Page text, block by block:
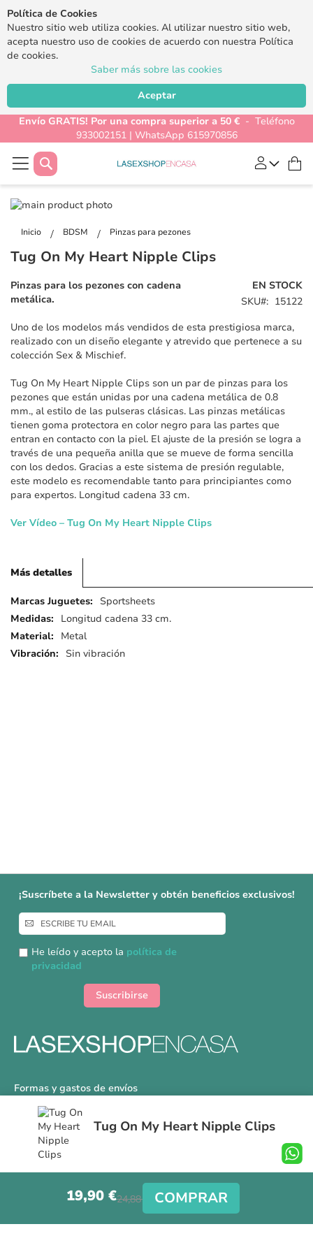
Política de Cookies
Nuestro sitio web utiliza cookies. Al utilizar nuestro sitio web,
acepta nuestro uso de cookies de acuerdo con nuestra Política
de cookies.
Saber más sobre las cookies
Aceptar
Envío GRATIS! Por una compra superior a 50 €- Teléfono
933002151 | WhatsApp 615970856
Buscar
Inicio BDSM Pinzas para pezones
Tug On My Heart Nipple Clips
19,90 €24,88 € COMPRAR
Saltar
final
la
de
imágenes
de
galería
de
Tug On My Heart Nipple Clips
EN STOCK
SKU
15122
Pinzas para los pezones con cadena
metálica.
Uno de los modelos más vendidos de esta prestigiosa marca,
realizado con un diseño elegante y atrevido que pertenece a su
colección Sex & Mischief.
Tug On My Heart Nipple Clips son un par de pinzas para los
pezones que están unidas por una cadena metálica de 0.8
mm., al estilo de las pulseras clásicas. Las pinzas metálicas
tienen goma protectora en color negro para las partes que
entran en contacto con la piel. El ajuste de la presión se logra a
través de una pequeña anilla que se mueve de forma sencilla
con los dedos. Gracias a este sistema de presión regulable,
este modelo es recomendable tanto para principiantes como
para expertos. Longitud cadena 33 cm.
Ver Vídeo – Tug On My Heart Nipple Clips
Más detalles
Más
detalles
Sportsheets
Longitud cadena 33 cm.
Metal
Sin vibración
¡Suscríbete a la Newsletter y obtén beneficios exclusivos!
Inscríbase
a
nuestro
boletín
He leído y acepto la política de
privacidad
Suscribirse
Formas y gastos de envíos
Devoluciones
Información Tallas
Protección a Compradores
Nuestra Tienda
Aviso Legal
Síguenos en nuestras redes sociales